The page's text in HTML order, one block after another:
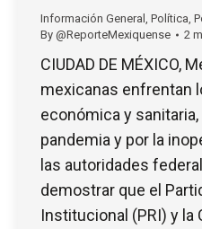
Información General Política
By @ReporteMexiquense 2
CIUDAD DE MÉXICO,
mexicanas enfrentan
económica y
pandemia y por la
las autoridades
demostrar que el
Institucional (PRI) y la